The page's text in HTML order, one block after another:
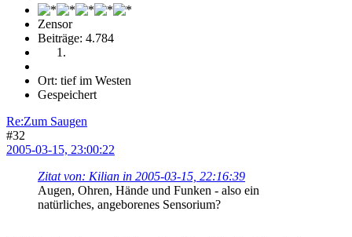
Zensor
Beiträge: 4.784
Ort: tief im Westen
Gespeichert
Re:Zum Saugen
#32
2005-03-15, 23:00:22
Zitat von: Kilian in 2005-03-15, 22:16:39
Augen, Ohren, Hände und Funken - also ein
natürliches, angeborenes Sensorium?